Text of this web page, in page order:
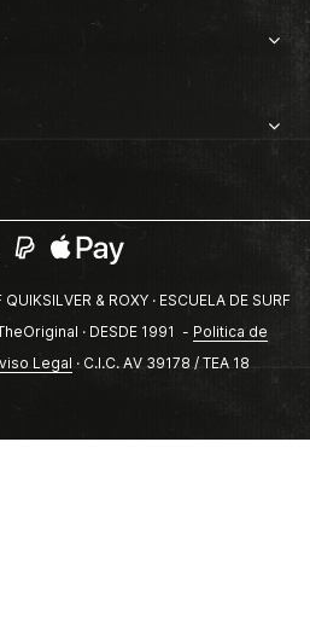
& ROXY · ESCUELA DE SURF
· DESDE 1991 - Politica de
Legal · C.I.C. AV 39178 / TEA 18